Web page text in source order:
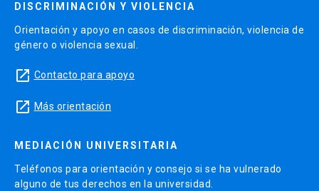
DISCRIMINACIÓN Y VIOLENCIA
Orientación y apoyo en casos de discriminación, violencia de
género o violencia sexual.
launch Contacto para apoyo
launch Más orientación
MEDIACIÓN UNIVERSITARIA
Teléfonos para orientación y consejo si se ha vulnerado
alguno de tus derechos en la universidad.